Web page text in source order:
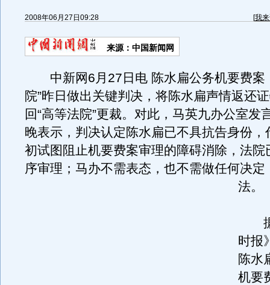
2008年06月27日09:28 [我
来源：中国新闻网
中新网6月27日电 陈水扁公务机要费案
院”昨日做出关键判决，将陈水扁声情返还
回“高等法院”更裁。对此，马英九办公室发
晚表示，判决认定陈水扁已不具抗告身份，
初试图阻止机要费案审理的障碍消除，法院
序审理；马办不需表态，也不需做任何决定
法。
据
时报
陈水
机要